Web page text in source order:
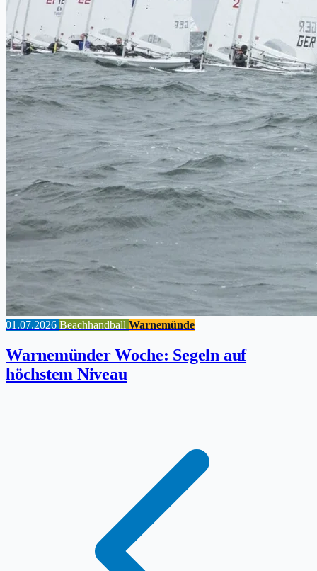
01.07.2026 Beachhandball Warnemünde
Warnemünder Woche: Segeln auf
höchstem Niveau